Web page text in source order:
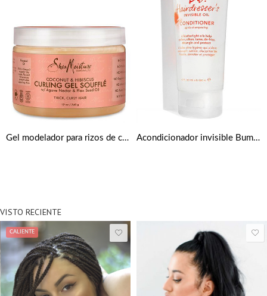
Gel modelador para rizos de coco e hibisco de Shea Moisture Acondicionador invisible Bumble and bumble Hairdresser’s Invisible Oil
VISTO RECIENTE
CALIENTE